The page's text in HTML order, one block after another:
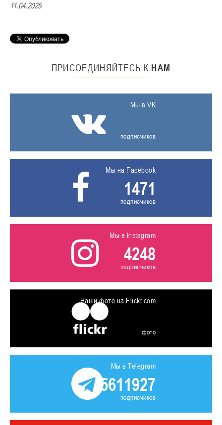
11.04.2025
ПРИСОЕДИНЯЙТЕСЬ К НАМ
Мы в VK
подписчиков
Мы на Facebook
1471
подписчиков
Мы в Instagram
4248
подписчиков
Наши фото на Flickr.com
фото
Мы в Telegram
5611927
подписчиков